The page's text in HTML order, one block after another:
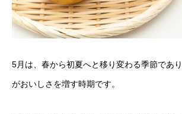
5月は、春から初夏へと移り変わる季節であ
がおいしさを増す時期です。